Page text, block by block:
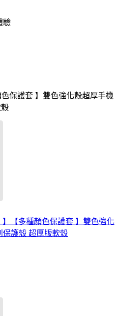
驗
色保護套 】雙色強化殼超厚手機
】【多種顏色保護套 】雙色強化
保護殼 超厚版軟殼